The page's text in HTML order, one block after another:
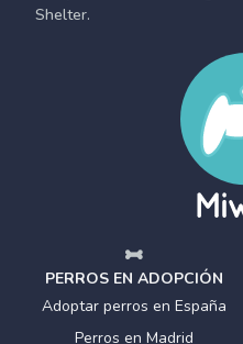
Shelter.
PERROS EN ADOPCIÓN
Adoptar perros en España
Perros en Madrid